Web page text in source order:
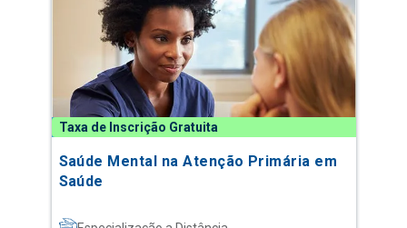
Taxa de Inscrição Gratuita
Saúde Mental na Atenção Primária em
Saúde